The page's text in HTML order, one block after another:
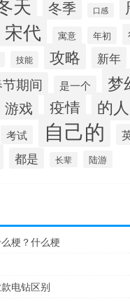
天 冬季 口感
宋代 寓意 年初
技能 攻略 新年
期间 是一个 梦
游戏 疫情 的人
考试 自己的
都是 长辈 陆游
梗？什么梗
电钻区别